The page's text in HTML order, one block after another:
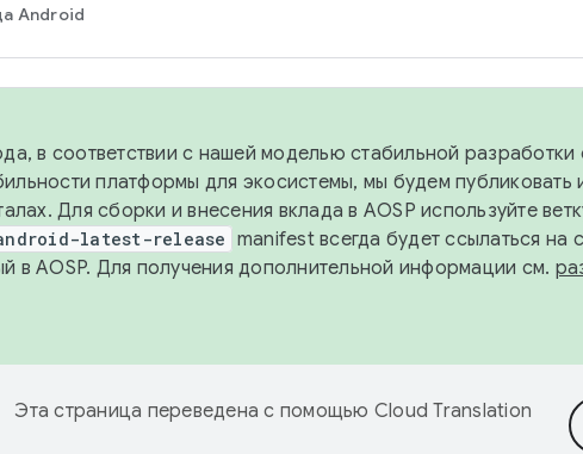
Android
в соответствии с нашей моделью стабильной разработки
платформы для экосистемы, мы будем публиковать
Для сборки и внесения вклада в AOSP используйте
latest-release manifest всегда будет ссылаться на
в AOSP. Для получения дополнительной информации см.
Эта страница переведена с помощью Cloud Translation